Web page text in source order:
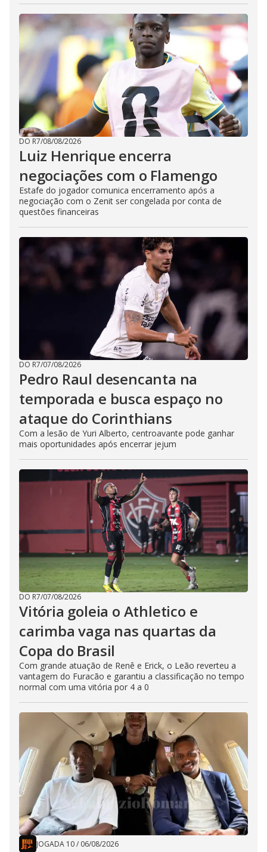
DO R7/08/08/2026
Luiz Henrique encerra
negociações com o Flamengo
Estafe do jogador comunica encerramento após a
negociação com o Zenit ser congelada por conta de
questões financeiras
DO R7/07/08/2026
Pedro Raul desencanta na
temporada e busca espaço no
ataque do Corinthians
Com a lesão de Yuri Alberto, centroavante pode ganhar
mais oportunidades após encerrar jejum
DO R7/07/08/2026
Vitória goleia o Athletico e
carimba vaga nas quartas da
Copa do Brasil
Com grande atuação de Renê e Erick, o Leão reverteu a
vantagem do Furacão e garantiu a classificação no tempo
normal com uma vitória por 4 a 0
JOGADA 10/ 06/08/2026